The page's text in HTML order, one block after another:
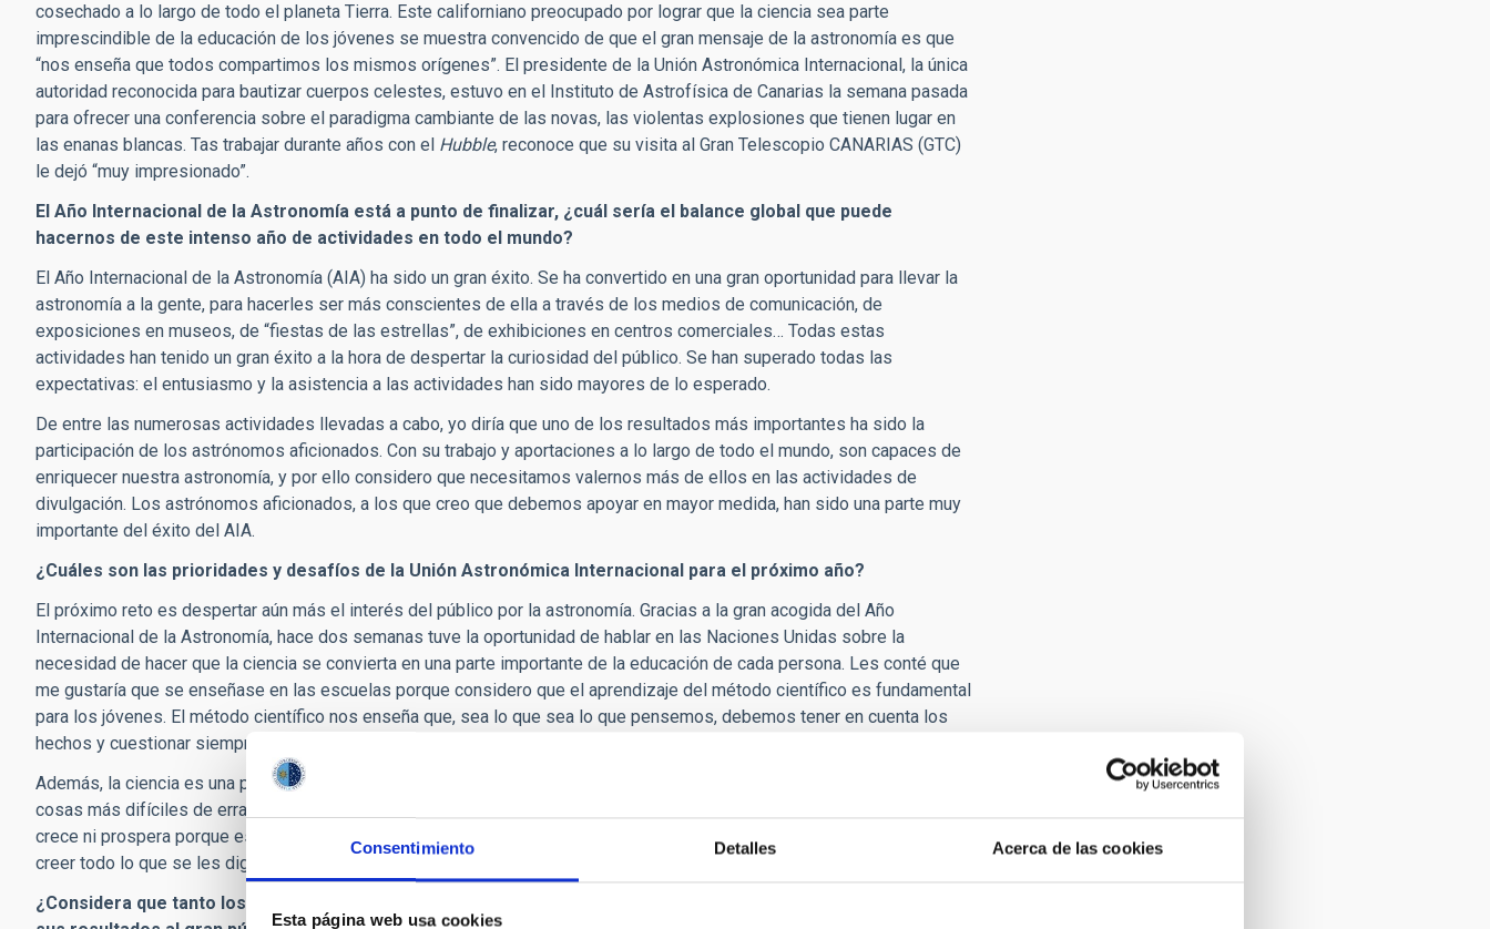
Consentimiento Detalles Acerca de las cookies
Esta página web usa cookies
cosechado a lo largo de todo el planeta Tierra. Este californiano preocupado por lograr que la ciencia sea parte
imprescindible de la educación de los jóvenes se muestra convencido de que el gran mensaje de la astronomía es que
“nos enseña que todos compartimos los mismos orígenes”. El presidente de la Unión Astronómica Internacional, la única
autoridad reconocida para bautizar cuerpos celestes, estuvo en el Instituto de Astrofísica de Canarias la semana pasada
para ofrecer una conferencia sobre el paradigma cambiante de las novas, las violentas explosiones que tienen lugar en
las enanas blancas. Tas trabajar durante años con el Hubble, reconoce que su visita al Gran Telescopio CANARIAS (GTC)
le dejó “muy impresionado”.
El Año Internacional de la Astronomía está a punto de finalizar, ¿cuál sería el balance global que puede
hacernos de este intenso año de actividades en todo el mundo?
El Año Internacional de la Astronomía (AIA) ha sido un gran éxito. Se ha convertido en una gran oportunidad para llevar la
astronomía a la gente, para hacerles ser más conscientes de ella a través de los medios de comunicación, de
exposiciones en museos, de “fiestas de las estrellas”, de exhibiciones en centros comerciales… Todas estas
actividades han tenido un gran éxito a la hora de despertar la curiosidad del público. Se han superado todas las
expectativas: el entusiasmo y la asistencia a las actividades han sido mayores de lo esperado.
De entre las numerosas actividades llevadas a cabo, yo diría que uno de los resultados más importantes ha sido la
participación de los astrónomos aficionados. Con su trabajo y aportaciones a lo largo de todo el mundo, son capaces de
enriquecer nuestra astronomía, y por ello considero que necesitamos valernos más de ellos en las actividades de
divulgación. Los astrónomos aficionados, a los que creo que debemos apoyar en mayor medida, han sido una parte muy
importante del éxito del AIA.
¿Cuáles son las prioridades y desafíos de la Unión Astronómica Internacional para el próximo año?
El próximo reto es despertar aún más el interés del público por la astronomía. Gracias a la gran acogida del Año
Internacional de la Astronomía, hace dos semanas tuve la oportunidad de hablar en las Naciones Unidas sobre la
necesidad de hacer que la ciencia se convierta en una parte importante de la educación de cada persona. Les conté que
me gustaría que se enseñase en las escuelas porque considero que el aprendizaje del método científico es fundamental
para los jóvenes. El método científico nos enseña que, sea lo que sea lo que pensemos, debemos tener en cuenta los
hechos y cuestionar siempre los resultados conseguidos.
Además, la ciencia es una poderosa herramienta para combatir y luchar contra los prejuicios. El prejuicio es una de las
cosas más difíciles de erradicar. El método científico te lleva a interrogarte sobre todo y en él el prejuicio no existe, no
crece ni prospera porque está basado en hechos infundados. Durante su crecimiento, los jóvenes deben aprender a no
creer todo lo que se les diga.
¿Considera que tanto los centros de investigación como las universidades deben esforzarse por hacer llegar